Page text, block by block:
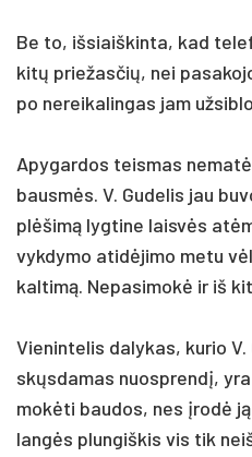
Be to, iš­siaiš­kin­ta, kad
kitų prie­žas­čių, nei
po ne­rei­ka­lin­gas jam
Apy­gar­dos teis­mas
bausmės. V. Gu­de­lis jau
plėšimą lyg­ti­ne laisvės
vyk­dy­mo ati­dėji­mo me­tu
kal­timą. Ne­pa­si­mokė ir iš
Vie­nin­te­lis da­ly­kas, ku­rio
skųsda­mas nuo­sprendį,
mokė­ti bau­dos, nes įrodė
langės plun­giš­kis vis tik